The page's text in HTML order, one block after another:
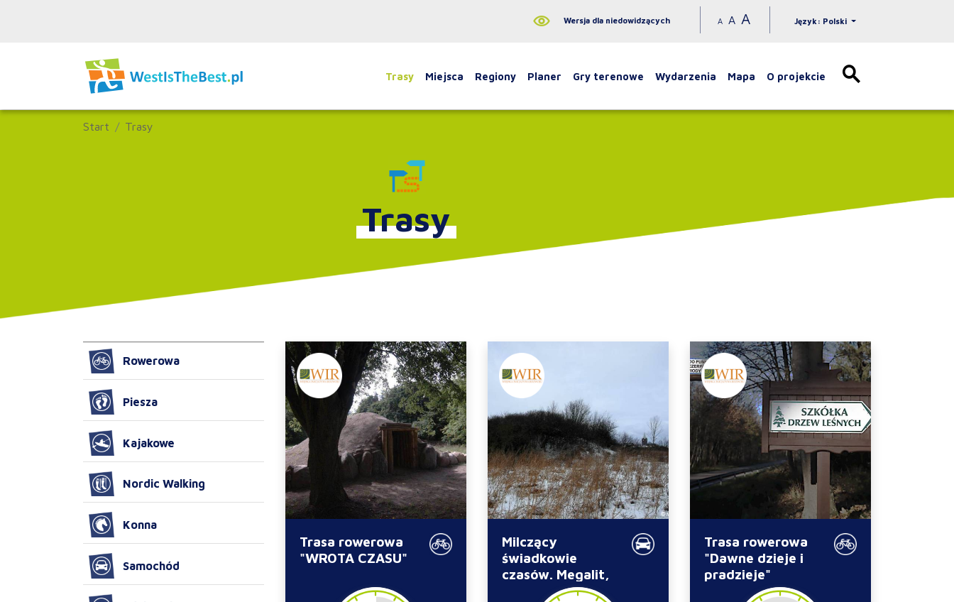
Wersja dla niedowidzących A A A Język: Polski
Trasy Miejsca Regiony Planer Gry terenowe Wydarzenia Mapa O projekcie
Start Trasy
Trasy
Trasa rowerowa
"WROTA CZASU"
Milczący
świadkowie
czasów. Megalit,
kurhan, grodzisko.
Trasa rowerowa
"Dawne dzieje i
pradzieje"
Rowerowa
Piesza
Kajakowe
Nordic Walking
Konna
Samochód